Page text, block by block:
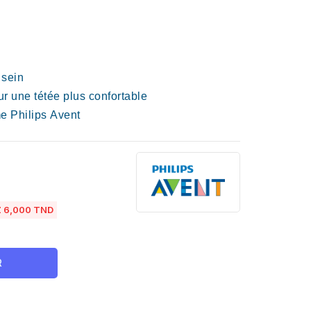
une tétée plus confortable
Philips Avent
6,000 TND